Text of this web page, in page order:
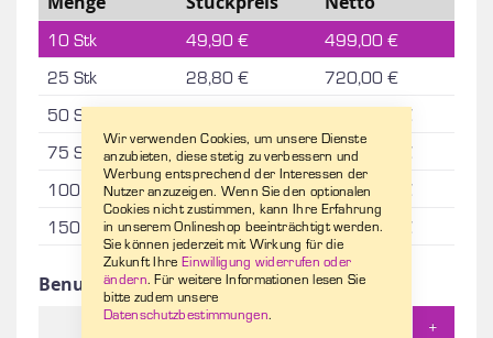
10 Stk 49,90 €
499,00 €
25 Stk
28,80 €
720,00 €
50 Stk
21,70 €
1.085,00 €
75 Stk
18,10 €
1.357,50 €
100 Stk
16,90 €
1.690,00 €
150 Stk
16,20 € 2.430,00 €
Benutzerdefinierte Menge
+
Wir verwenden Cookies, um unsere Dienste
anzubieten, diese stetig zu verbessern und
Werbung entsprechend der Interessen der
Nutzer anzuzeigen. Wenn Sie den optionalen
Cookies nicht zustimmen, kann Ihre Erfahrung
in unserem Onlineshop beeinträchtigt werden.
Sie können jederzeit mit Wirkung für die
Zukunft Ihre Einwilligung widerrufen oder
ändern. Für weitere Informationen lesen Sie
bitte zudem unsere
Datenschutzbestimmungen.